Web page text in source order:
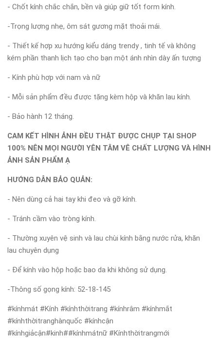
- Chốt kính chắc chắn, bền và giúp giữ tốt form kính.
-Trọng lượng nhẹ, ôm sát gương mặt thoải mái.
- Thiết kế hợp xu hướng kiểu dáng trendy , tinh tế và không
kém phần thanh lịch tạo cho bạn một ánh nhìn dày ấn tượng
- Kính phù hợp với nam và nữ
- Mỗi sản phẩm đều được tặng kèm hộp và khăn lau kính.
- Bảo hành 12 tháng.
CAM KẾT HÌNH ẢNH ĐỀU THẬT ĐƯỢC CHỤP TẠI SHOP
100% NÊN MỌI NGƯỜI YÊN TÂM VÊ CHẤT LƯỢNG VÀ HÌNH
ẢNH SẢN PHẨM Ạ
HƯỚNG DẪN BẢO QUẢN:
- Nên dùng cả hai tay khi đeo và gỡ kính.
- Tránh cầm vào tròng kính.
- Thường xuyên vệ sinh và lau chùi kính bằng nước rửa, khăn
lau chuyên dụng
- Để kính vào hộp hoặc bao da khi không sử dụng.
-Thông số gọng kính: 52-18-145
#kínhmát #Kính #kínhthờitrang #kínhrâm #kínhmắt
#kínhthờitranghànquốc #kínhcận
#kínhgiảcận#kinh##kínhmátnữ #Kínhthờitrangmới